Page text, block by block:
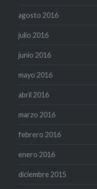
agosto 2016
julio 2016
junio 2016
mayo 2016
abril 2016
marzo 2016
febrero 2016
enero 2016
diciembre 2015